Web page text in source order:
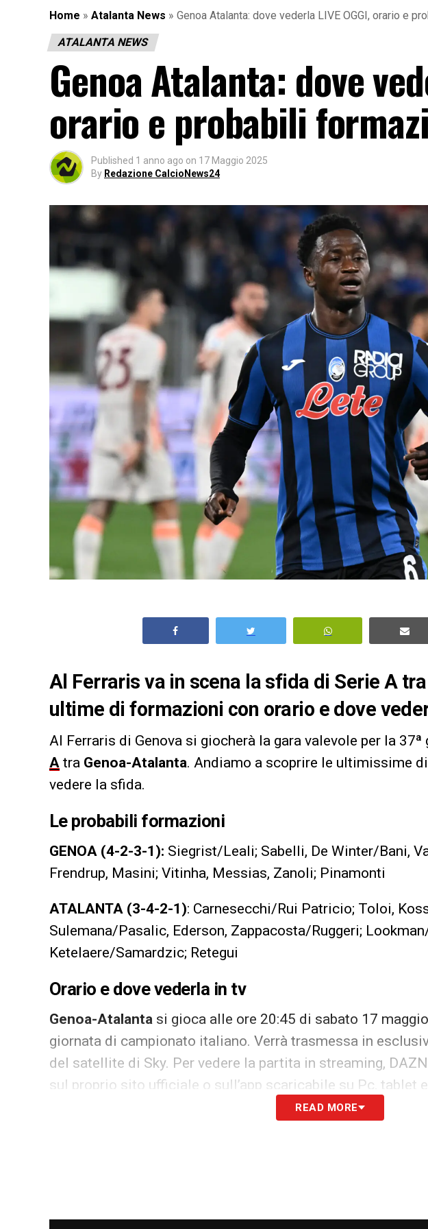
Home » Atalanta News » Genoa Atalanta: dove vederla LIVE OGGI, orario e
ATALANTA NEWS
Genoa Atalanta: dove
orario e probabili
Published 1 anno ago on 17 Maggio 2025
By Redazione CalcioNews24
Al Ferraris va in scena la sfida di Serie A tra
ultime di formazioni con orario e dove
Al Ferraris di Genova si giocherà la gara valevole per la 37ª
A tra Genoa-Atalanta. Andiamo a scoprire le ultimissime
vedere la sfida.
Le probabili formazioni
GENOA (4-2-3-1): Siegrist/Leali; Sabelli, De Winter/Bani,
Frendrup, Masini; Vitinha, Messias, Zanoli; Pinamonti
ATALANTA (3-4-2-1): Carnesecchi/Rui Patricio; Toloi,
Sulemana/Pasalic, Ederson, Zappacosta/Ruggeri;
Ketelaere/Samardzic; Retegui
Orario e dove vederla in tv
Genoa-Atalanta si gioca alle ore 20:45 di sabato 17
giornata di campionato italiano. Verrà trasmessa in
del satellite di Sky. Per vedere la partita in streaming,
sul proprio sito ufficiale o sull’app scaricabile su Pc, tablet
READ MORE